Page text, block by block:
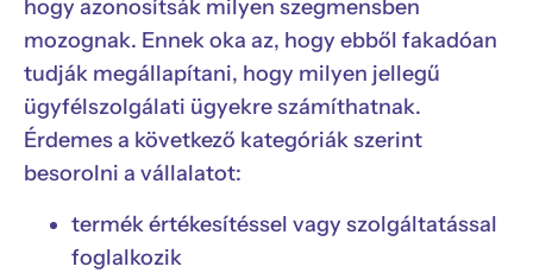
hogy azonosítsák milyen szegmensben
mozognak. Ennek oka az, hogy ebből fakadóan
tudják megállapítani, hogy milyen jellegű
ügyfélszolgálati ügyekre számíthatnak.
Érdemes a következő kategóriák szerint
besorolni a vállalatot:
termék értékesítéssel vagy szolgáltatással
foglalkozik